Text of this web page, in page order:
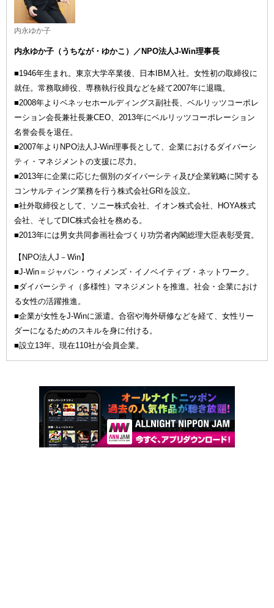
内永ゆか子
内永ゆか子（うちなが・ゆかこ）／NPO法人J-Win理事長
■1946年生まれ。東京大学卒業後、日本IBM入社。女性初の取締役に
就任。常務取締役、専務執行役員などを経て2007年に退職。
■2008年よりベネッセホールディングス副社長、ベルリッツコーポレ
ーション会長兼社長兼CEO、2013年にベルリッツコーポレーション
名誉会長を退任。
■2007年よりNPO法人J-Win理事長として、企業におけるダイバーシ
ティ・マネジメントの支援に尽力。
■2013年に企業に応じた個別のダイバーシティ及び企業戦略に関する
コンサルティング業務を行う株式会社GRIを設立。
■社外取締役として、ソニー株式会社、イオン株式会社、HOYA株式
会社、そしてDIC株式会社を務める。
■2013年には男女共同参画社会づくり功労者内閣総理大臣表彰受賞。
【NPO法人J－Win】
■J-Win＝ジャパン・ウィメンズ・イノベイティブ・ネットワーク。
■ダイバーシティ（多様性）マネジメントを推進。社会・企業におけ
る女性の活躍推進。
■企業が女性をJ-Winに派遣。合宿や海外研修などを経て、女性リー
ダーになるためのスキルを身に付ける。
■設立13年。現在110社が会員企業。